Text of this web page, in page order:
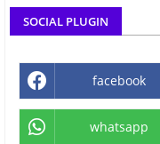
SOCIAL PLUGIN
facebook
whatsapp